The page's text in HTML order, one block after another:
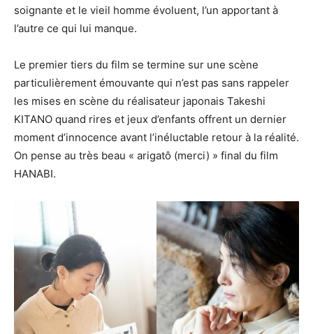
soignante et le vieil homme évoluent, l’un apportant à
l’autre ce qui lui manque.
Le premier tiers du film se termine sur une scène
particulièrement émouvante qui n’est pas sans rappeler
les mises en scène du réalisateur japonais Takeshi
KITANO quand rires et jeux d’enfants offrent un dernier
moment d’innocence avant l’inéluctable retour à la réalité.
On pense au très beau « arigatô (merci) » final du film
HANABI.